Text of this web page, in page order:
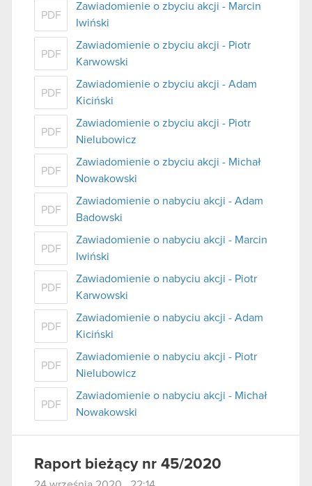
PDF
Zawiadomienie o zbyciu akcji - Marcin
Iwiński
PDF
Zawiadomienie o zbyciu akcji - Piotr
Karwowski
PDF
Zawiadomienie o zbyciu akcji - Adam
Kiciński
PDF
Zawiadomienie o zbyciu akcji - Piotr
Nielubowicz
PDF
Zawiadomienie o zbyciu akcji - Michał
Nowakowski
PDF
Zawiadomienie o nabyciu akcji - Adam
Badowski
PDF
Zawiadomienie o nabyciu akcji - Marcin
Iwiński
PDF
Zawiadomienie o nabyciu akcji - Piotr
Karwowski
PDF
Zawiadomienie o nabyciu akcji - Adam
Kiciński
PDF
Zawiadomienie o nabyciu akcji - Piotr
Nielubowicz
PDF
Zawiadomienie o nabyciu akcji - Michał
Nowakowski
Raport bieżący nr 45/2020